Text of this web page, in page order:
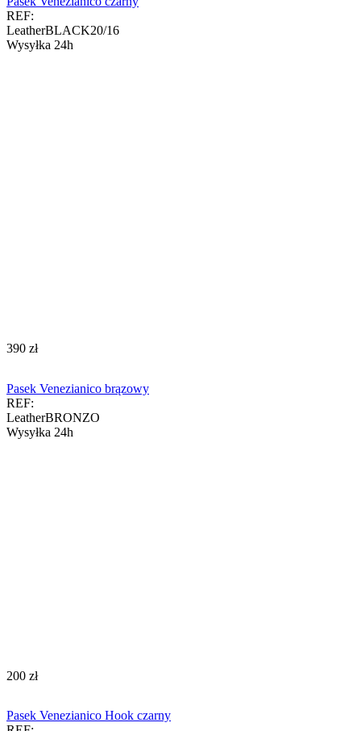
REF:
LeatherBLACK20/16
Wysyłka 24h
‍390‍ zł
Pasek Venezianico brązowy
REF:
LeatherBRONZO
Wysyłka 24h
‍200‍ zł
Pasek Venezianico Hook czarny